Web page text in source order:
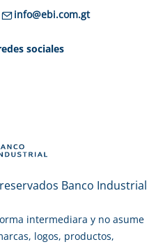
info@ebi.com.gt
sociales
Banco Industrial
intermediara y no asume
logos, productos,